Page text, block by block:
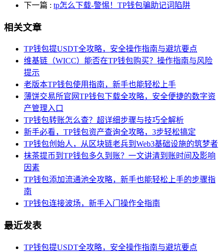
下一篇 : tp怎么下载-警惕！TP钱包骗助记词陷阱
相关文章
TP钱包提USDT全攻略，安全操作指南与避坑要点
维基链（WICC）能否在TP钱包购买？操作指南与风险
提示
老版本TP钱包使用指南，新手也能轻松上手
薄饼交易所官网TP钱包下载全攻略，安全便捷的数字资
产管理入口
TP钱包转账怎么查？超详细步骤与技巧全解析
新手必看，TP钱包资产查询全攻略，3步轻松搞定
TP钱包创始人，从区块链老兵到Web3基础设施的筑梦者
抹茶提币到TP钱包多久到账？一文讲清到账时间及影响
因素
TP钱包添加流通池全攻略，新手也能轻松上手的步骤指
南
TP钱包连接波场，新手入门操作全指南
最近发表
TP钱包提USDT全攻略，安全操作指南与避坑要点